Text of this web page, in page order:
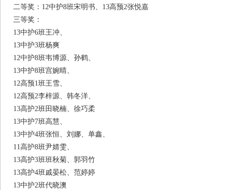
二等奖： 12中护8班宋明书、13高预2张悦嘉
三等奖：
13中护6班王冲、
13中护3班杨爽
12中护8班韦博源、孙鹤、
13中护8班宫婉晴、
12高预1班王雪、
12高预2李梓源、韩冬洋、
13高护2班田晓楠、徐巧柔
13中护7班高慧、
13中护4班张恒、刘娜、单鑫、
11高护8班尹婧雯、
13高护3班班秋菊、郭羽竹
13高护4班戚晏松、范婷婷
13中护2班代晓澳